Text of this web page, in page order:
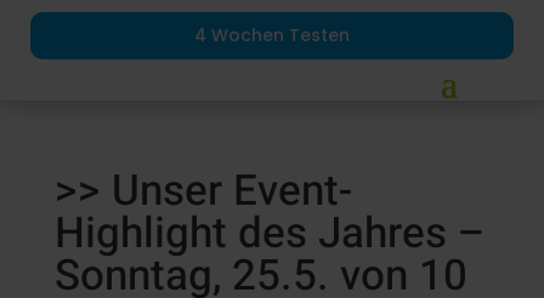
4 Wochen Testen
>> Unser Event-
Highlight des Jahres –
Sonntag, 25.5. von 10